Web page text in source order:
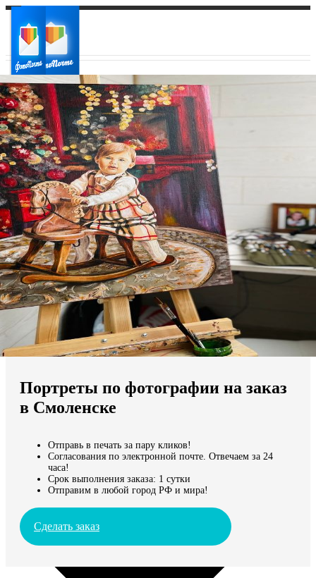
Ваш город:
Ваш регион доставки
Выберите из списка:
Мы доставляем по всему миру
Продолжить без города
Портреты по фотографии на заказ
в Смоленске
Отправь в печать за пару кликов!
Согласования по электронной почте. Отвечаем за 24
часа!
Срок выполнения заказа: 1 сутки
Отправим в любой город РФ и мира!
Сделать заказ